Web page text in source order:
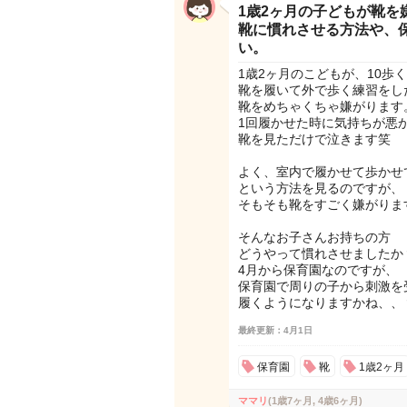
1歳2ヶ月の子どもが靴を
靴に慣れさせる方法や、
い。
1歳2ヶ月のこどもが、10歩
靴を履いて外で歩く練習を
靴をめちゃくちゃ嫌がります
1回履かせた時に気持ちが悪
靴を見ただけで泣きます笑
よく、室内で履かせて歩か
という方法を見るのですが、
そもそも靴をすごく嫌がりま
そんなお子さんお持ちの方
どうやって慣れさせました
4月から保育園なのですが、
保育園で周りの子から刺激を
履くようになりますかね、、
最終更新：4月1日
保育園 靴 1歳2ヶ月
ママリ(1歳7ヶ月, 4歳6ヶ月)